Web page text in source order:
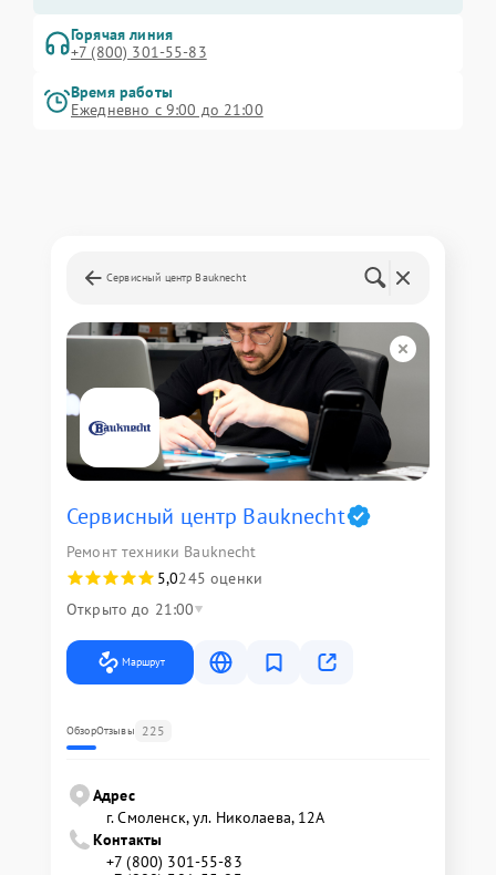
Горячая линия
+7 (800) 301-55-83
Время работы
Ежедневно с 9:00 до 21:00
Сервисный центр Bauknecht
Сервисный центр Bauknecht
Ремонт техники Bauknecht
5,0245 оценки
Открыто до 21:00
Маршрут
ОбзорОтзывы 225
Адрес
г. Смоленск, ул. Николаева, 12А
Контакты
+7 (800) 301-55-83